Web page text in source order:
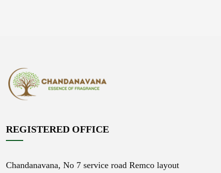
REGISTERED OFFICE
Chandanavana, No 7 service road Remco layout